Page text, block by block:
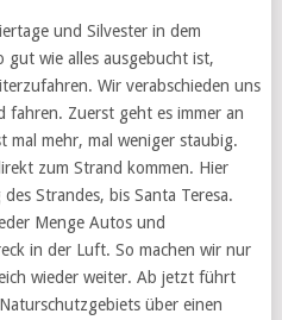
und Silvester in dem
gut wie alles ausgebucht ist,
Wir verabschieden uns
fahren. Zuerst geht es immer an
mal mehr, mal weniger staubig.
zum Strand kommen. Hier
Strandes, bis Santa Teresa.
Menge Autos und
in der Luft. So machen wir nur
wieder weiter. Ab jetzt führt
über einen